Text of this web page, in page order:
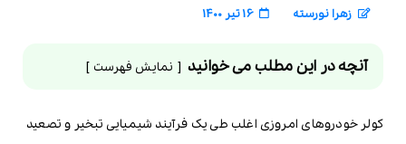
زهرا نورسته
16 تیر 1400
آنچه در این مطلب می خوانید نمایش فهرست
کولر خودروهای امروزی اغلب طی یک فرآیند شیمیایی تبخیر و تصعید